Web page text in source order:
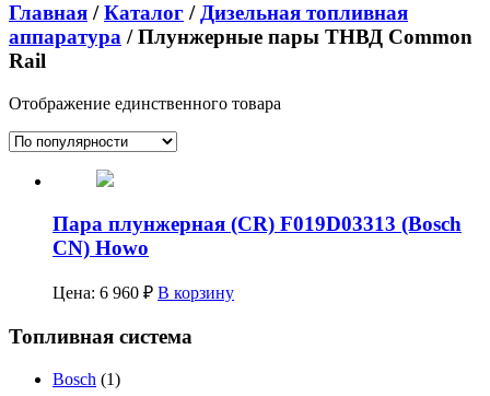
Главная /Каталог /Дизельная топливная
аппаратура / Плунжерные пары ТНВД Common
Rail
Отображение единственного товара
Пара плунжерная (CR) F019D03313 (Bosch
CN) Howo
Цена: 6 960 ₽ В корзину
Топливная система
Bosch (1)